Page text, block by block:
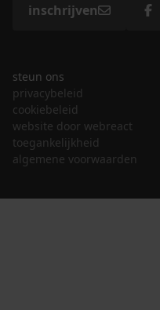
inschrijven
steun ons
privacybeleid
cookiebeleid
website door webreact
toegankelijkheid
algemene voorwaarden